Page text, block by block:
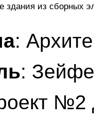
здания из сборных
:
: